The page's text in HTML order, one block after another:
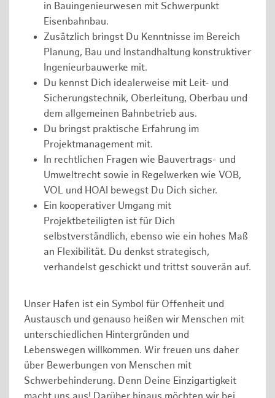
in Bauingenieurwesen mit Schwerpunkt
Eisenbahnbau.
Zusätzlich bringst Du Kenntnisse im Bereich
Planung, Bau und Instandhaltung konstruktiver
Ingenieurbauwerke mit.
Du kennst Dich idealerweise mit Leit- und
Sicherungstechnik, Oberleitung, Oberbau und
dem allgemeinen Bahnbetrieb aus.
Du bringst praktische Erfahrung im
Projektmanagement mit.
In rechtlichen Fragen wie Bauvertrags- und
Umweltrecht sowie in Regelwerken wie VOB,
VOL und HOAI bewegst Du Dich sicher.
Ein kooperativer Umgang mit
Projektbeteiligten ist für Dich
selbstverständlich, ebenso wie ein hohes Maß
an Flexibilität. Du denkst strategisch,
verhandelst geschickt und trittst souverän auf.
Unser Hafen ist ein Symbol für Offenheit und
Austausch und genauso heißen wir Menschen mit
unterschiedlichen Hintergründen und
Lebenswegen willkommen. Wir freuen uns daher
über Bewerbungen von Menschen mit
Schwerbehinderung. Denn Deine Einzigartigkeit